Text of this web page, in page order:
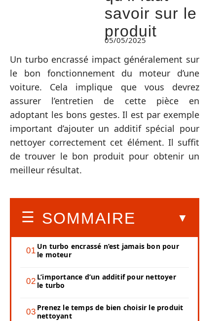
savoir sur le
produit
05/05/2025
Un turbo encrassé impact généralement sur
le bon fonctionnement du moteur d’une
voiture. Cela implique que vous devrez
assurer l’entretien de cette pièce en
adoptant les bons gestes. Il est par exemple
important d’ajouter un additif spécial pour
nettoyer correctement cet élément. Il suffit
de trouver le bon produit pour obtenir un
meilleur résultat.
SOMMAIRE
Un turbo encrassé n’est jamais bon pour
le moteur
L’importance d’un additif pour nettoyer
le turbo
Prenez le temps de bien choisir le produit
nettoyant